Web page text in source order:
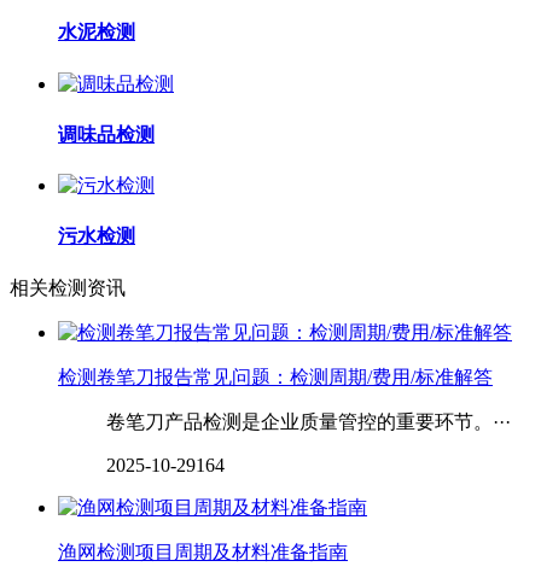
水泥检测
调味品检测
污水检测
相关检测资讯
检测卷笔刀报告常见问题：检测周期/费用/标准解答
卷笔刀产品检测是企业质量管控的重要环节。···
2025-10-29164
渔网检测项目周期及材料准备指南